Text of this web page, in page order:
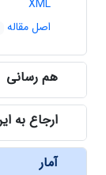
XML
اصل مقاله
هم رسانی
ارجاع به
آمار